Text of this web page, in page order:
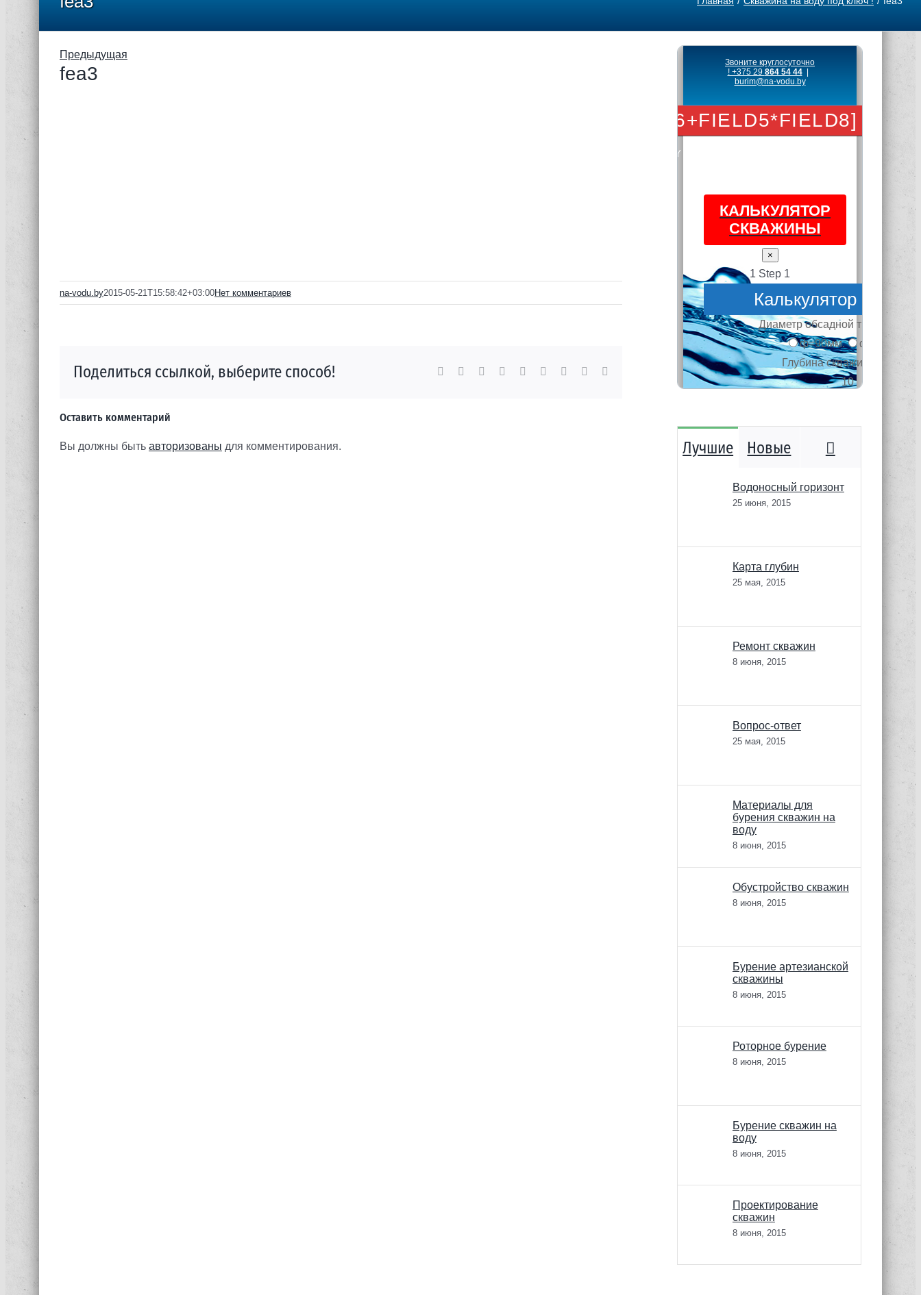
Предыдущая
fea3
na-vodu.by2015-05-21T15:58:42+03:00Нет комментариев
Поделиться ссылкой, выберите способ! Facebook Reddit LinkedInWhatsApp
TumblrPinterest
Оставить комментарий
Вы должны быть авторизованы для комментирования. Лучшие Новые
Водоносный горизонт
25 июня, 2015
Карта глубин
25 мая, 2015
Ремонт скважин
8 июня, 2015
Вопрос-ответ
25 мая, 2015
Материалы для
бурения скважин на
воду
8 июня, 2015
Обустройство скважин
8 июня, 2015
Бурение артезианской
скважины
8 июня, 2015
Роторное бурение
8 июня, 2015
Бурение скважин на
воду
8 июня, 2015
Проектирование
скважин
8 июня, 2015